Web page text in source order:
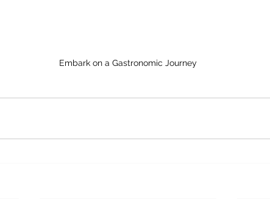
Embark on a Gastronomic Journey